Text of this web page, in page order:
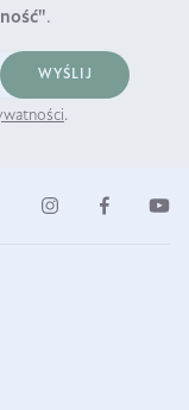
.
WYŚLIJ
.